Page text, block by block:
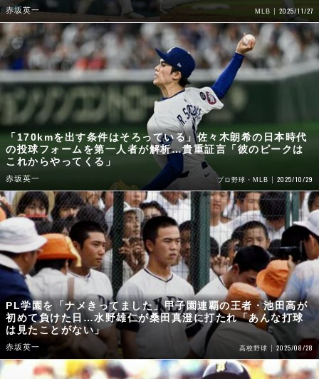
赤坂英一 MLB 2025/11/27
「170kmを出す条件はそろっている」佐々木朗希の日本時代
の投球フォームを第一人者が解析…貴重証言「彼のピークは
これからやってくる」
赤坂英一 プロ野球・MLB 2025/10/29
PL学園を「ナメきってました」甲子園連覇の王者・池田高が
初めて負けた日…水野雄仁が桑田真澄に打たれ「あんな打球
は見たことがない」
赤坂英一 高校野球 2025/08/28